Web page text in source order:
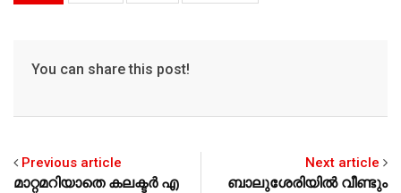
p o
You can share this post!
Previous article
മാറ്റമറിയാതെ കലക്ടര്‍ എ
Next article
ബാലുശേരിയില്‍ വീണ്ടും